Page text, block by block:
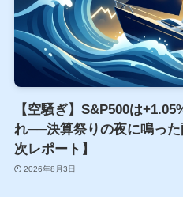
【空騒ぎ】S&P500は
れ──決算祭りの夜に鳴っ
次レポート】
2026年8月3日